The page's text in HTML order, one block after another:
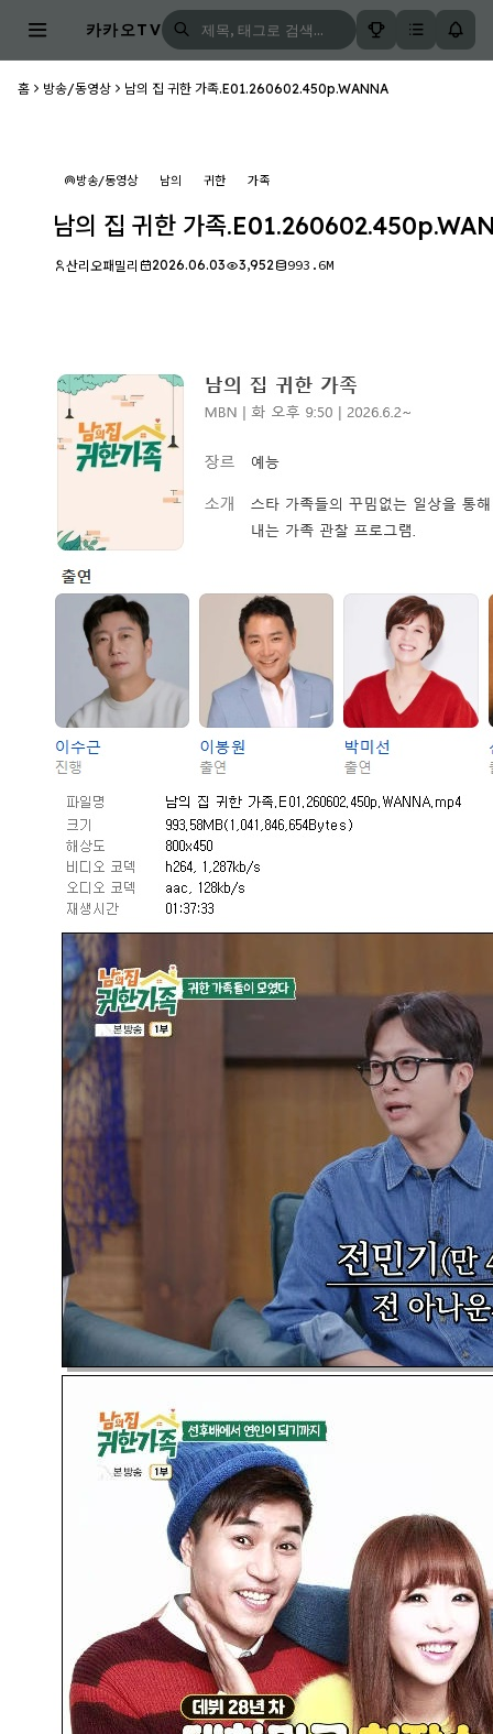
카카오TV
홈 방송/동영상 남의 집 귀한 가족.E01.260602.450p.WANNA
방송/동영상 남의 귀한 가족
남의 집 귀한 가족
산리오패밀리 2026.06.03 3,952 993.6M